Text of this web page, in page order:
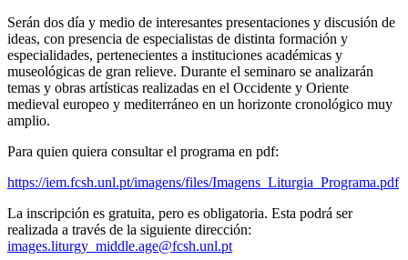
Serán dos día y medio de interesantes presentaciones y discusión de
ideas, con presencia de especialistas de distinta formación y
especialidades, pertenecientes a instituciones académicas y
museológicas de gran relieve. Durante el seminaro se analizarán
temas y obras artísticas realizadas en el Occidente y Oriente
medieval europeo y mediterráneo en un horizonte cronológico muy
amplio.
Para quien quiera consultar el programa en pdf:
https://iem.fcsh.unl.pt/imagens/files/Imagens_Liturgia_Programa.pdf
La inscripción es gratuita, pero es obligatoria. Esta podrá ser
realizada a través de la siguiente dirección:
images.liturgy_middle.age@fcsh.unl.pt